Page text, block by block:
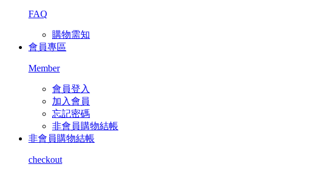
FAQ
購物需知
會員專區
Member
會員登入
加入會員
忘記密碼
非會員購物結帳
非會員購物結帳
checkout